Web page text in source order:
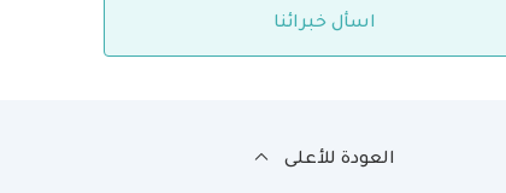
اسأل خبرائنا
العودة للأعلى